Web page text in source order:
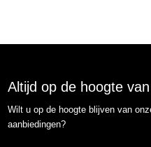
Altijd op de hoogte
Wilt u op de hoogte blijven van
aanbiedingen?